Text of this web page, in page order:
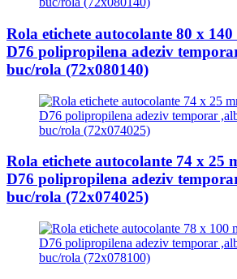
Rola etichete autocolante 80 x
D76 polipropilena adeziv
buc/rola (72x080140)
Rola etichete autocolante 74 x 25
D76 polipropilena adeziv
buc/rola (72x074025)